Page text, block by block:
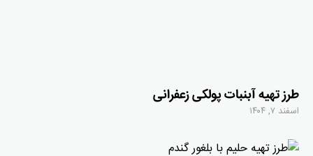
طرز تهیه آبنبات پولکی زعفرانی
اسفند ۷, ۱۴۰۴